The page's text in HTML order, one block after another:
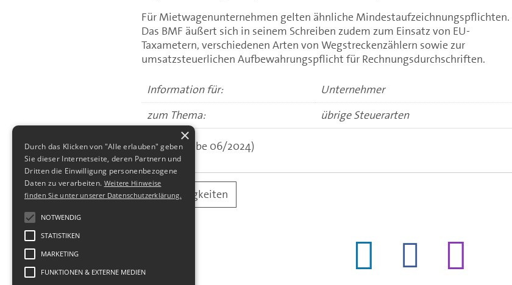
Für Mietwagenunternehmen gelten ähnliche Mindestaufzeichnungspflichten.
Das BMF äußert sich in seinem Schreiben zudem zum Einsatz von EU-
Taxametern, verschiedenen Arten von Wegstreckenzählern sowie zur
umsatzsteuerlichen Aufbewahrungspflicht für Rechnungsdurchschriften.
Information für:
Unternehmer
zum Thema:
übrige Steuerarten
(aus: Ausgabe 06/2024)
alle Neuigkeiten
×
Durch das Klicken von "Alle erlauben" geben
Sie dieser Internetseite, deren Partnern und
Dritten die Einwilligung personenbezogene
Daten zu verarbeiten. Weitere Hinweise
finden Sie unter unserer Datenschutzerklärung.
NOTWENDIG
STATISTIKEN
MARKETING
FUNKTIONEN & EXTERNE MEDIEN